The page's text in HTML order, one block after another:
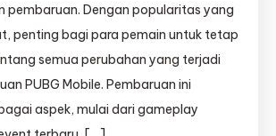
pembaruan. Dengan popularitas yang
penting bagi para pemain untuk tetap
semua perubahan yang terjadi
PUBG Mobile. Pembaruan ini
aspek, mulai dari gameplay